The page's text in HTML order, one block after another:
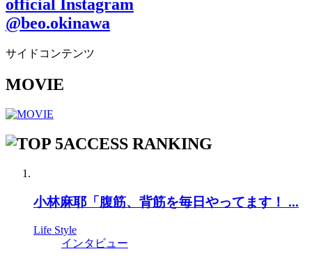
official Instagram
@beo.okinawa
サイドコンテンツ
MOVIE
ACCESS RANKING
小林麻耶「腹筋、背筋を毎日やってます！ ...
Life Style
インタビュー